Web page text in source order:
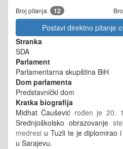
Broj pitanja: 12
Postavi direktno pitanje
Stranka
SDA
Parlament
Parlamentarna skupština BiH
Dom parlamenta
Predstavnički dom
Kratka biografija
Midhat Čaušević rođen je 20.
Srednjoškolsko obrazovanje
medresi u Tuzli te je diplomirao
u Sarajevu.